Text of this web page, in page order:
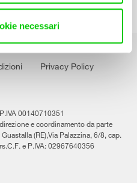
necessari
Privacy Policy
00140710351
e coordinamento da parte
(RE),Via Palazzina, 6/8, cap.
e P.IVA: 02967640356